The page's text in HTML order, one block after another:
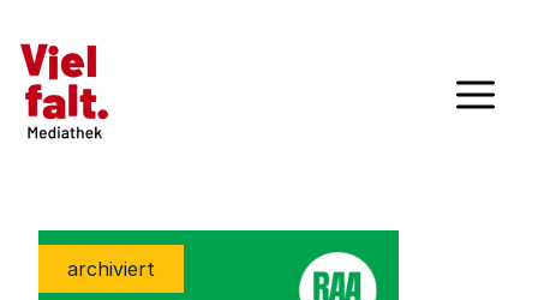
archiviert